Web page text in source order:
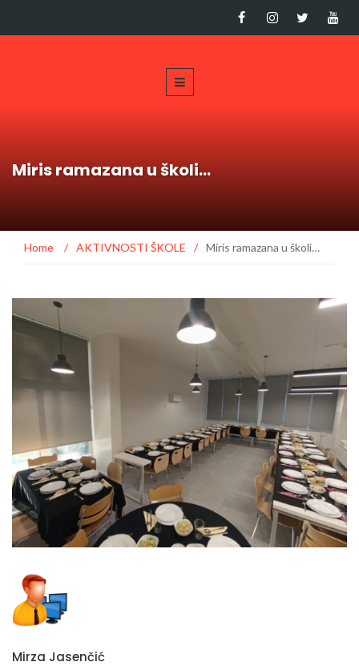
Miris ramazana u školi…
Home / AKTIVNOSTI ŠKOLE / Miris ramazana u školi…
Mirza Jasenčić